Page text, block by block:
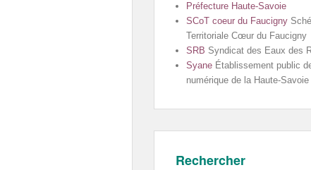
Préfecture Haute-Savoie
SCoT coeur du Faucigny
Territoriale Cœur du Faucigny
SRB Syndicat des Eaux des
Syane Établissement public
numérique de la Haute-Savoie
Rechercher